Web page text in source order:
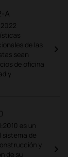
A
de las
sean
de oficina
y
es un
sistema de
y
de su